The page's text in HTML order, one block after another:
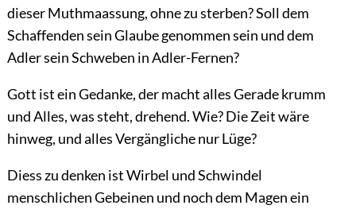
dieser Muthmaassung, ohne zu sterben? Soll dem
Schaffenden sein Glaube genommen sein und dem
Adler sein Schweben in Adler-Fernen?
Gott ist ein Gedanke, der macht alles Gerade krumm
und Alles, was steht, drehend. Wie? Die Zeit wäre
hinweg, und alles Vergängliche nur Lüge?
Diess zu denken ist Wirbel und Schwindel
menschlichen Gebeinen und noch dem Magen ein